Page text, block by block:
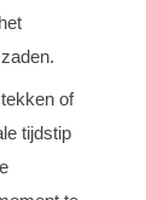
of
tijdstip